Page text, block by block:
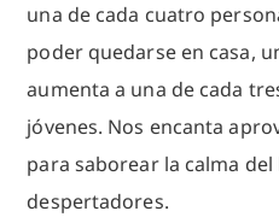
una de cada cuatro
poder quedarse en casa,
aumenta a una de cada
jóvenes. Nos encanta
para saborear la calma
despertadores.